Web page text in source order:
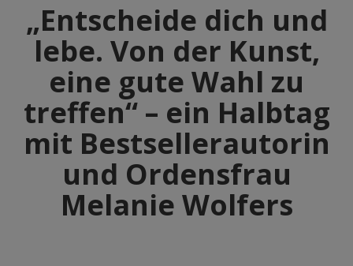
„Entscheide dich und
lebe. Von der Kunst,
eine gute Wahl zu
treffen“ – ein Halbtag
mit Bestsellerautorin
und Ordensfrau
Melanie Wolfers